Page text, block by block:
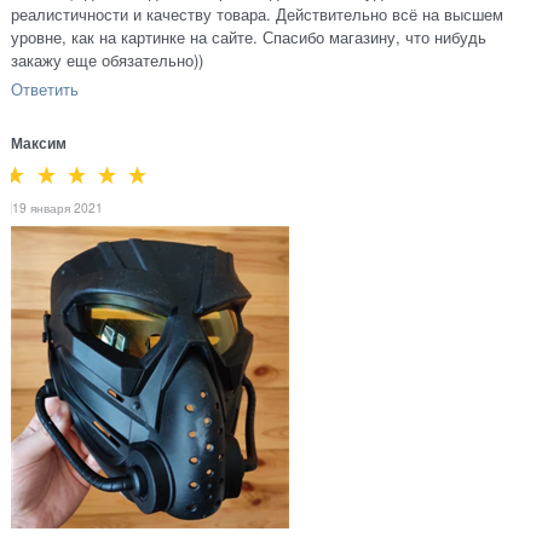
реалистичности и качеству товара. Действительно всё на высшем
уровне, как на картинке на сайте. Спасибо магазину, что нибудь
закажу еще обязательно))
Ответить
Максим
19 января 2021